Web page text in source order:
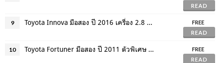
READ
9 Toyota Innova มือสอง ปี 2016 เครื่อง 2.8 ดีเซล ฟรีดาวน์ ดอกเบี้ยพิเศษ
FREE
READ
10 Toyota Fortuner มือสอง ปี 2011 ตัวพิเศษ TRD แต่งสวยมาก ขับ4 ฟรีดาวน์
FREE
READ